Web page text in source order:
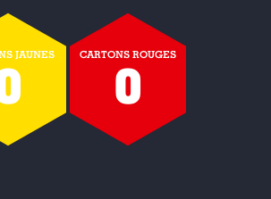
JAUNES CARTONS ROUGES
0